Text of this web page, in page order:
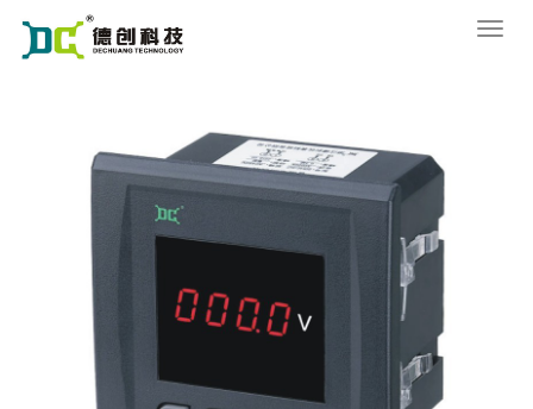
导
您的位置： 网站首页